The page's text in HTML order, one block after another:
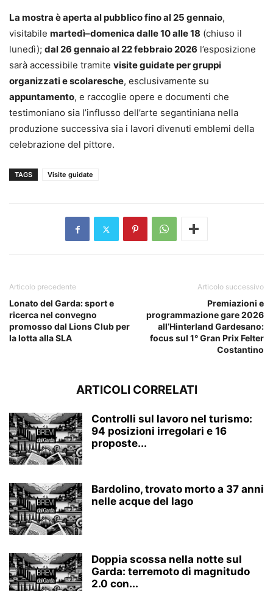
La mostra è aperta al pubblico fino al 25 gennaio,
visitabile martedì–domenica dalle 10 alle 18 (chiuso il
lunedì); dal 26 gennaio al 22 febbraio 2026 l’esposizione
sarà accessibile tramite visite guidate per gruppi
organizzati e scolaresche, esclusivamente su
appuntamento, e raccoglie opere e documenti che
testimoniano sia l’influsso dell’arte segantiniana nella
produzione successiva sia i lavori divenuti emblemi della
celebrazione del pittore.
TAGS Visite guidate
Articolo precedente
Lonato del Garda: sport e
ricerca nel convegno
promosso dal Lions Club per
la lotta alla SLA
Articolo successivo
Premiazioni e
programmazione gare 2026
all’Hinterland Gardesano:
focus sul 1° Gran Prix Felter
Costantino
ARTICOLI CORRELATI
Controlli sul lavoro nel turismo:
94 posizioni irregolari e 16
proposte...
Bardolino, trovato morto a 37 anni
nelle acque del lago
Doppia scossa nella notte sul
Garda: terremoto di magnitudo
2.0 con...